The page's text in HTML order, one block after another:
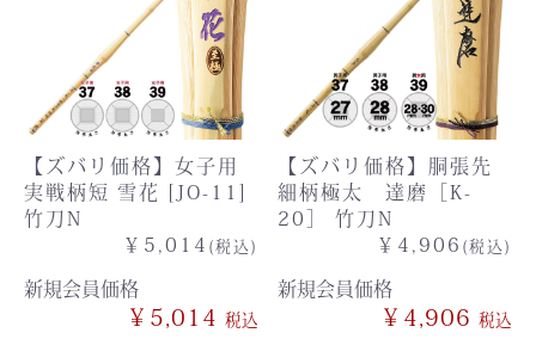
【ズバリ価格】女子用
実戦柄短 雪花 [JO-11]
竹刀N
￥5,014 (税込)
新規会員価格
￥5,014
【ズバリ価格】胴張先
細柄極太 達磨［K-
20］ 竹刀N
￥4,906 (税込)
新規会員価格
￥4,906